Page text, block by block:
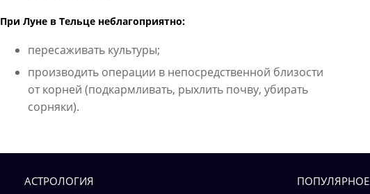
При Луне в Тельце неблагоприятно:
пересаживать культуры;
производить операции в непосредственной близости
от корней (подкармливать, рыхлить почву, убирать
сорняки).
АСТРОЛОГИЯ ПОПУЛЯРНОЕ